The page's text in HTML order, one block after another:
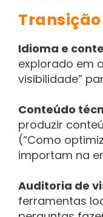
Idioma e
explorado em
visibilidade”
Conteúdo
produzir
(“Como
importam na
Auditoria de
ferramentas